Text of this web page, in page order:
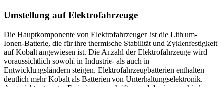
Umstellung auf Elektrofahrzeuge
Die Hauptkomponente von Elektrofahrzeugen ist die Lithium-
Ionen-Batterie, die für ihre thermische Stabilität und Zyklenfestigkeit
auf Kobalt angewiesen ist. Die Anzahl der Elektrofahrzeuge wird
voraussichtlich sowohl in Industrie- als auch in
Entwicklungsländern steigen. Elektrofahrzeugbatterien enthalten
deutlich mehr Kobalt als Batterien von Unterhaltungselektronik.